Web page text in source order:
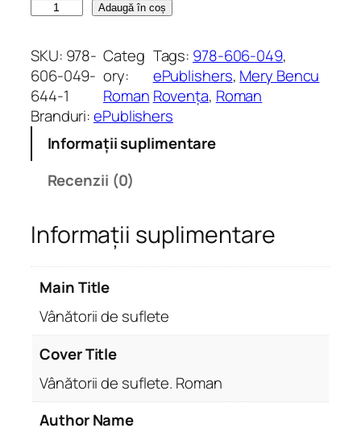
n
t
i
t
a
n
ă
t
i
Adaugă în coș
SKU: 978-
606-049-
644-1
Categ
ory:
Roman
Tags: 978-606-049
ePublishers, Mery Bencu
Rovența, Roman
Branduri:ePublishers
Informații suplimentare
Recenzii (0)
Informații suplimentare
Main Title
Vânătorii de suflete
Cover Title
Vânătorii de suflete. Roman
Author Name